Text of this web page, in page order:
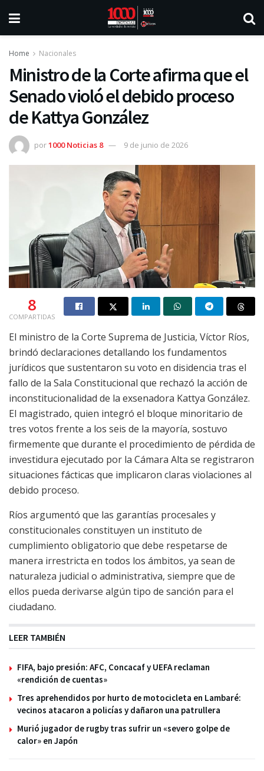
Home Nacionales
Ministro de la Corte afirma que el
Senado violó el debido proceso
de Kattya González
por1000 Noticias 8 9 de junio de 2026
8
COMPARTIDAS
El ministro de la Corte Suprema de Justicia, Víctor Ríos,
brindó declaraciones detallando los fundamentos
jurídicos que sustentaron su voto en disidencia tras el
fallo de la Sala Constitucional que rechazó la acción de
inconstitucionalidad de la exsenadora Kattya González.
El magistrado, quien integró el bloque minoritario de
tres votos frente a los seis de la mayoría, sostuvo
firmemente que durante el procedimiento de pérdida de
investidura ejecutado por la Cámara Alta se registraron
situaciones fácticas que implicaron claras violaciones al
debido proceso.
Ríos argumentó que las garantías procesales y
constitucionales constituyen un instituto de
cumplimiento obligatorio que debe respetarse de
manera irrestricta en todos los ámbitos, ya sean de
naturaleza judicial o administrativa, siempre que de
ellos pueda derivarse algún tipo de sanción para el
ciudadano.
LEER TAMBIÉN
FIFA, bajo presión: AFC, Concacaf y UEFA reclaman
«rendición de cuentas»
Tres aprehendidos por hurto de motocicleta en Lambaré:
vecinos atacaron a policías y dañaron una patrullera
Murió jugador de rugby tras sufrir un «severo golpe de
calor» en Japón